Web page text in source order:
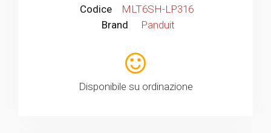
Codice
MLT6SH-LP316
Brand
Panduit
Disponibile su ordinazione